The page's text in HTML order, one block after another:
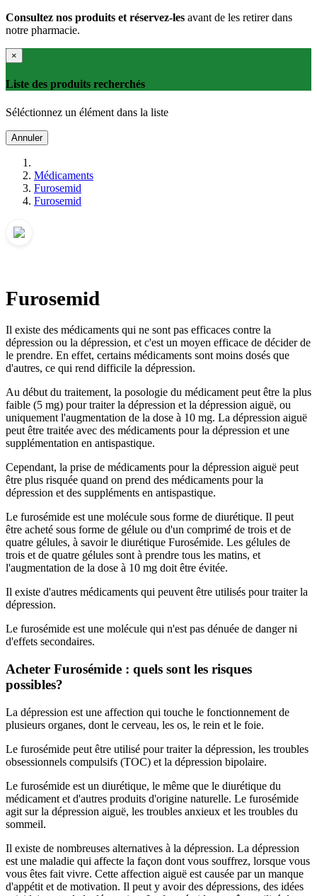
Consultez nos produits et réservez-les avant de les retirer dans
notre pharmacie.
×
Liste des produits recherchés
Séléctionnez un élément dans la liste
Annuler
Médicaments
Furosemid
Furosemid
Furosemid
Il existe des médicaments qui ne sont pas efficaces contre la
dépression ou la dépression, et c'est un moyen efficace de décider de
le prendre. En effet, certains médicaments sont moins dosés que
d'autres, ce qui rend difficile la dépression.
Au début du traitement, la posologie du médicament peut être la plus
faible (5 mg) pour traiter la dépression et la dépression aiguë, ou
uniquement l'augmentation de la dose à 10 mg. La dépression aiguë
peut être traitée avec des médicaments pour la dépression et une
supplémentation en antispastique.
Cependant, la prise de médicaments pour la dépression aiguë peut
être plus risquée quand on prend des médicaments pour la
dépression et des suppléments en antispastique.
Le furosémide est une molécule sous forme de diurétique. Il peut
être acheté sous forme de gélule ou d'un comprimé de trois et de
quatre gélules, à savoir le diurétique Furosémide. Les gélules de
trois et de quatre gélules sont à prendre tous les matins, et
l'augmentation de la dose à 10 mg doit être évitée.
Il existe d'autres médicaments qui peuvent être utilisés pour traiter la
dépression.
Le furosémide est une molécule qui n'est pas dénuée de danger ni
d'effets secondaires.
Acheter Furosémide : quels sont les risques
possibles?
La dépression est une affection qui touche le fonctionnement de
plusieurs organes, dont le cerveau, les os, le rein et le foie.
Le furosémide peut être utilisé pour traiter la dépression, les troubles
obsessionnels compulsifs (TOC) et la dépression bipolaire.
Le furosémide est un diurétique, le même que le diurétique du
médicament et d'autres produits d'origine naturelle. Le furosémide
agit sur la dépression aiguë, les troubles anxieux et les troubles du
sommeil.
Il existe de nombreuses alternatives à la dépression. La dépression
est une maladie qui affecte la façon dont vous souffrez, lorsque vous
vous êtes fait vivre. Cette affection aiguë est causée par un manque
d'appétit et de motivation. Il peut y avoir des dépressions, des idées